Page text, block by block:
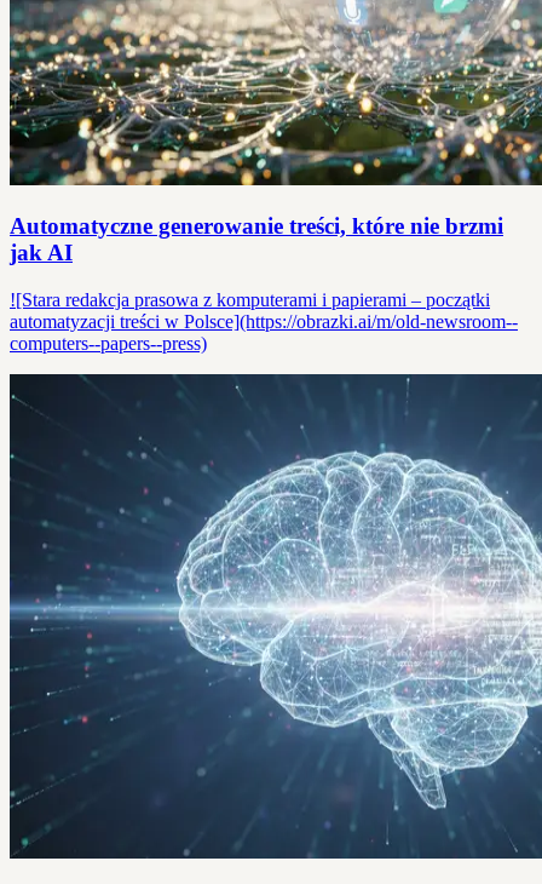
Automatyczne generowanie treści, które nie brzmi
jak AI
![Stara redakcja prasowa z komputerami i papierami – początki
automatyzacji treści w Polsce](https://obrazki.ai/m/old-newsroom--
computers--papers--press)